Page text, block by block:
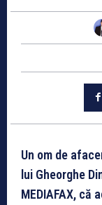
Un om de
lui Gheorghe
MEDIAFAX, că